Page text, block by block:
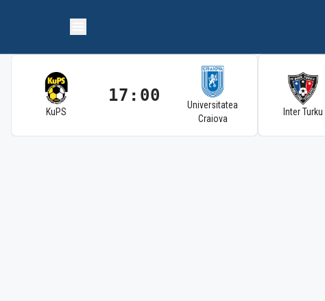
KuPS
17:00
Universitatea
Craiova
Inter Turku